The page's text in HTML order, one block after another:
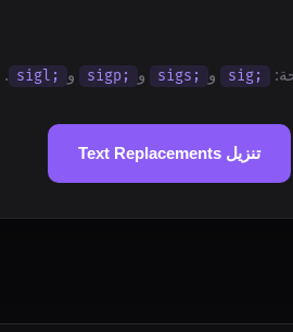
;sig و ;sigs و ;sigp و ;sigl
.
تنزيل Text Replacements